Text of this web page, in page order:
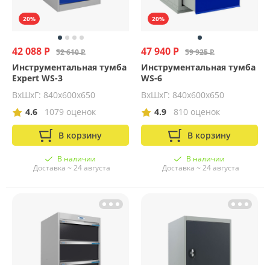
20%
42 088 Р 52 610 Р
Инструментальная тумба
Expert WS-3
ВхШхГ: 840x600x650
4.6
1079 оценок
В корзину
В наличии
Доставка ~ 24 августа
20%
47 940 Р 59 925 Р
Инструментальная тумба
WS-6
ВхШхГ: 840х600х650
4.9
810 оценок
В корзину
В наличии
Доставка ~ 24 августа